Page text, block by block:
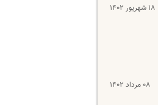
۱۸ شهریور ۱۴۰۲
۰۸ مرداد ۱۴۰۲